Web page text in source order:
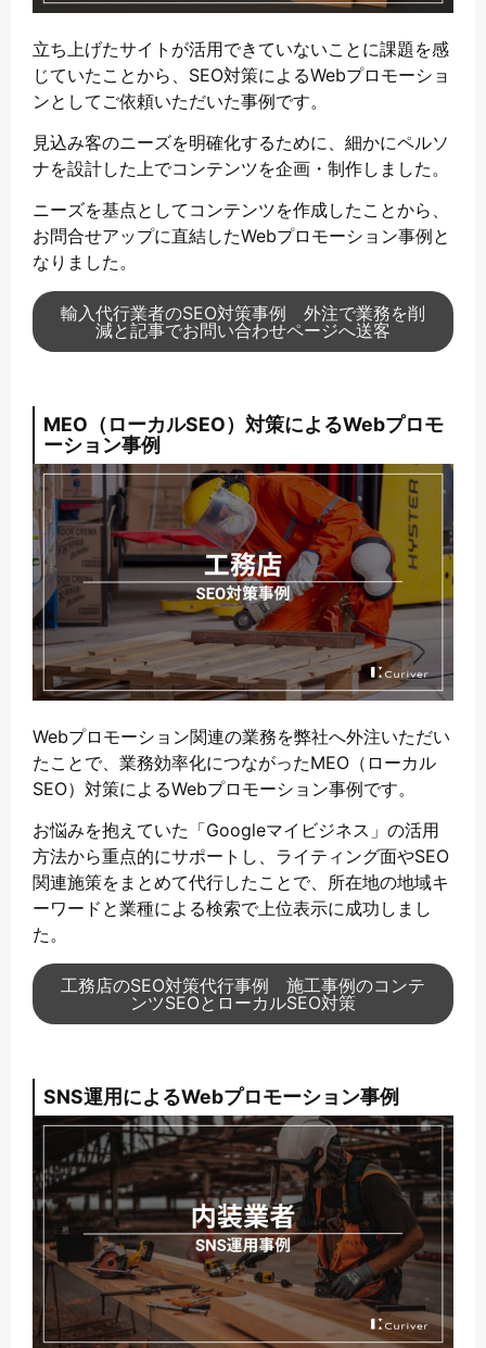
立ち上げたサイトが活用できていないことに課題を感
じていたことから、SEO対策によるWebプロモーショ
ンとしてご依頼いただいた事例です。
見込み客のニーズを明確化するために、細かにペルソ
ナを設計した上でコンテンツを企画・制作しました。
ニーズを基点としてコンテンツを作成したことから、
お問合せアップに直結したWebプロモーション事例と
なりました。
輸入代行業者のSEO対策事例 外注で業務を削
減と記事でお問い合わせページへ送客
MEO（ローカルSEO）対策によるWebプロモ
ーション事例
Webプロモーション関連の業務を弊社へ外注いただい
たことで、業務効率化につながったMEO（ローカル
SEO）対策によるWebプロモーション事例です。
お悩みを抱えていた「Googleマイビジネス」の活用
方法から重点的にサポートし、ライティング面やSEO
関連施策をまとめて代行したことで、所在地の地域キ
ーワードと業種による検索で上位表示に成功しまし
た。
工務店のSEO対策代行事例 施工事例のコンテ
ンツSEOとローカルSEO対策
SNS運用によるWebプロモーション事例